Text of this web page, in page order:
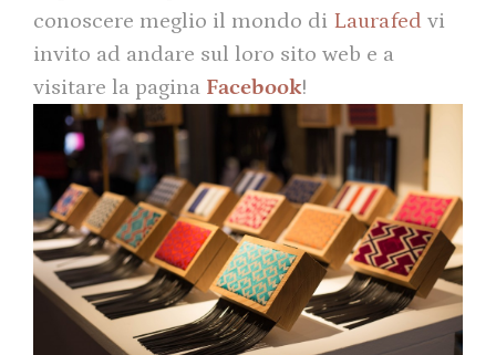
conoscere meglio il mondo di Laurafed vi
invito ad andare sul loro sito web e a
visitare la pagina Facebook!